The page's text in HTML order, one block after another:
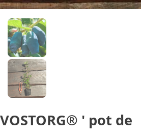
' pot de